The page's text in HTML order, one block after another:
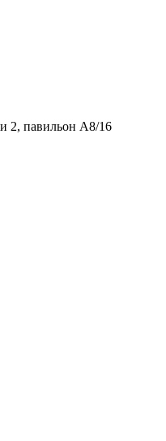
2, павильон А8/16